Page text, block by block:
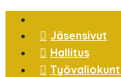
Jäsensivut
Hallitus